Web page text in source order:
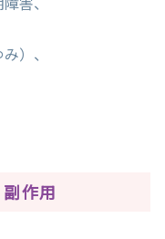
）、
作用